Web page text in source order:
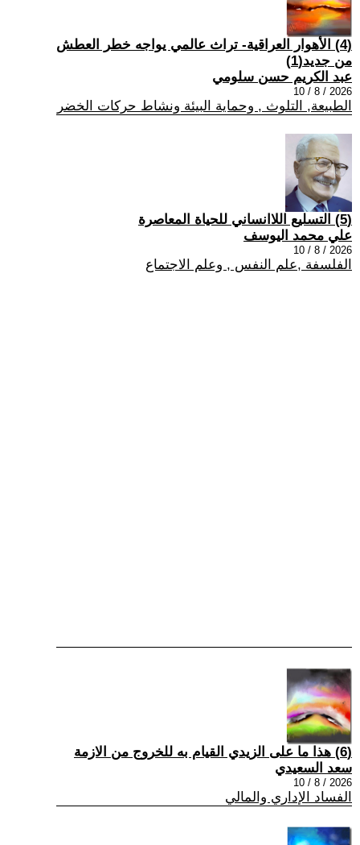
(4) الأهوار العراقية- تراث عالمي يواجه خطر العطش
من جديد(1)
عبد الكريم حسن سلومي
2026 / 8 / 10
الطبيعة, التلوث , وحماية البيئة ونشاط حركات الخضر
(5) التسليع اللاانساني للحياة المعاصرة
علي محمد اليوسف
2026 / 8 / 10
الفلسفة ,علم النفس , وعلم الاجتماع
(6) هذا ما على الزيدي القيام به للخروج من الازمة
سعد السعيدي
2026 / 8 / 10
الفساد الإداري والمالي